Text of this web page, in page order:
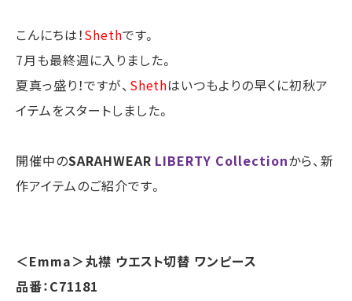
こんにちは！Shethです。
7月も最終週に入りました。
夏真っ盛り！ですが、 Shethはいつもよりの早くに初秋ア
イテムをスタートしました。
開催中のSARAHWEAR LIBERTY Collectionから、新
作アイテムのご紹介です。
＜Emma＞丸襟 ウエスト切替 ワンピース
品番：C71181